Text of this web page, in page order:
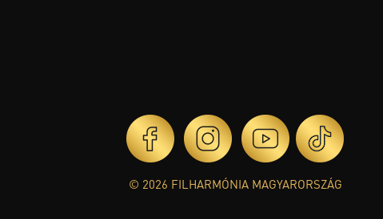
© 2026 FILHARMÓNIA MAGYARORSZÁG